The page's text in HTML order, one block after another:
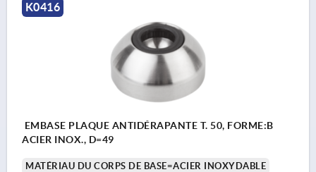
K0416
EMBASE PLAQUE ANTIDÉRAPANTE T. 50, FORME:B
ACIER INOX., D=49
MATÉRIAU DU CORPS DE BASE=ACIER INOXYDABLE